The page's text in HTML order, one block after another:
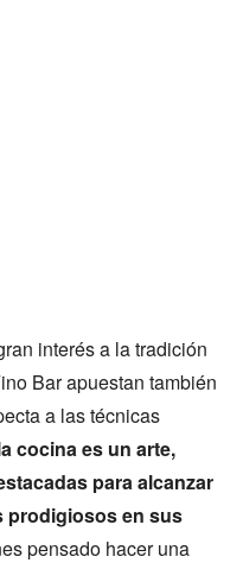
interés a la tradición
Bar apuestan también
a las técnicas
cocina es un arte,
para alcanzar
prodigiosos en sus
pensado hacer una